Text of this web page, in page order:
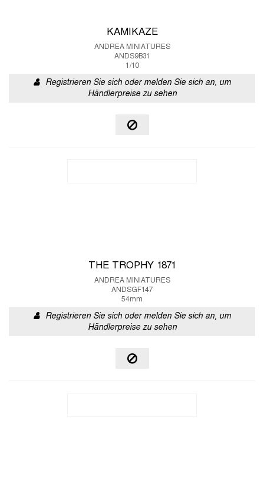
KAMIKAZE
ANDREA MINIATURES
ANDS9B31
1/10
Registrieren Sie sich oder melden Sie sich an, um
Händlerpreise zu sehen
THE TROPHY 1871
ANDREA MINIATURES
ANDSGF147
54mm
Registrieren Sie sich oder melden Sie sich an, um
Händlerpreise zu sehen